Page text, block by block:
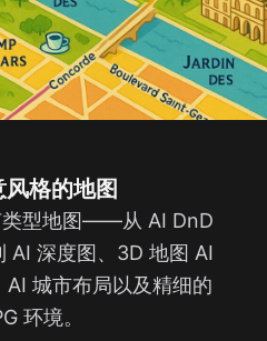
格的地图
类型地图——从 AI DnD
AI 深度图、3D 地图 AI
城市布局以及精细的
环境。